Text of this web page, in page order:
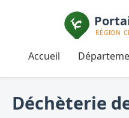
Accueil
Déchèterie